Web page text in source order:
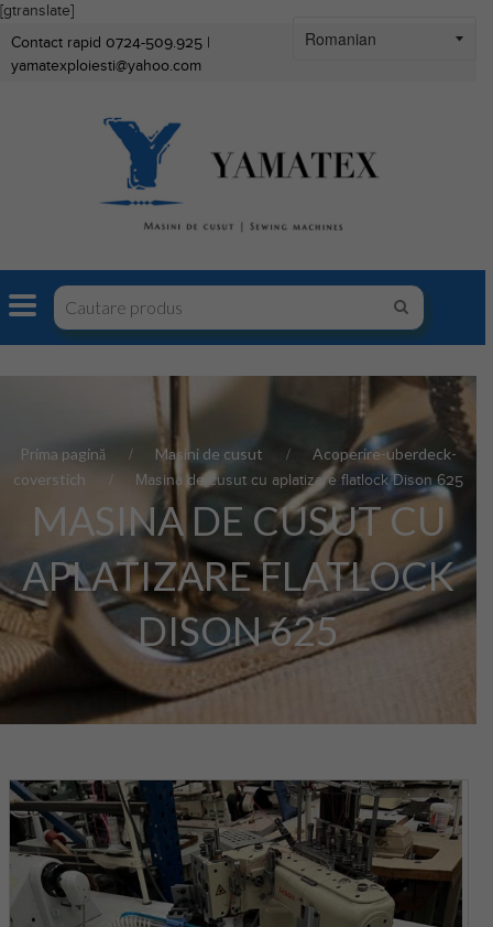
[gtranslate]
Contact rapid 0724-509.925 |
yamatexploiesti@yahoo.com
Prima pagină Masini de cusut
Acoperire-uberdeck-
coverstich
Masina de cusut cu aplatizare flatlock Dison 625
MASINA DE CUSUT CU
APLATIZARE FLATLOCK
DISON 625